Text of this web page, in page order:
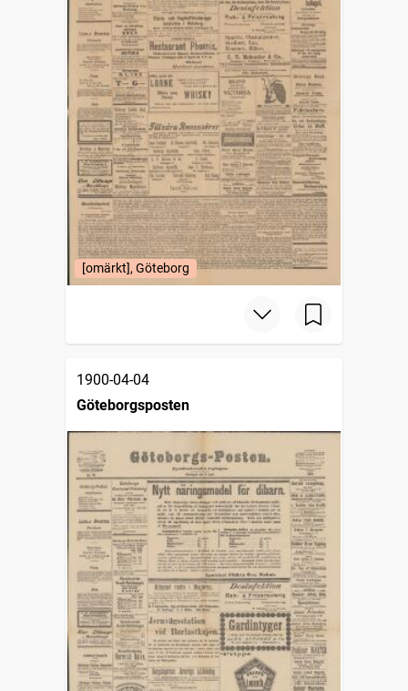
[omärkt], Göteborg
1900-04-04
Göteborgsposten